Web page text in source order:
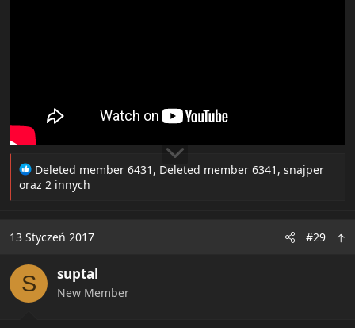
R
e
i
n
s
:
Deleted member 6431 , Deleted member 6341 , snajper
oraz 2 innych
13 Styczeń 2017 #29
S suptal
New Member